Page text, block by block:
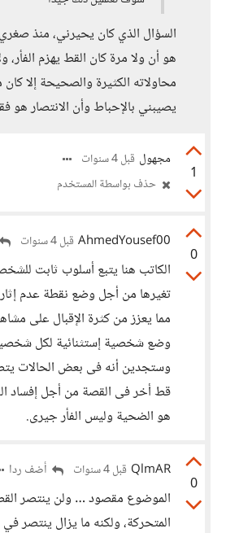
السؤال الذي كان يحيرني، منذ
هو أن ولا مرة كان القط يهزم
محاولاته الكثيرة والصحيحة إلا
يصيبني بالإحباط وأن الانتصار هو
1
مجهول قبل 4 سنوات
حذف بواسطة المستخدم
0
AhmedYousef00 قبل 4 سنوات
الكاتب هنا يتبع أسلوب ثابت
تغيرها من أجل وضع نقطة عدم
مما يعزز من كثرة الإقبال على
وضع شخصية إستثنائية لكل شخصية
وستجدين أنه فى بعض الحالات
قط أخر فى القصة من أجل إفساد
هو الضحية وليس الفأر جيرى.
0
QlmAR قبل 4 سنوات أضف ردا
الموضوع مقصود … ولن ينتصر
المتحركة، ولكنه ما يزال ينتصر في